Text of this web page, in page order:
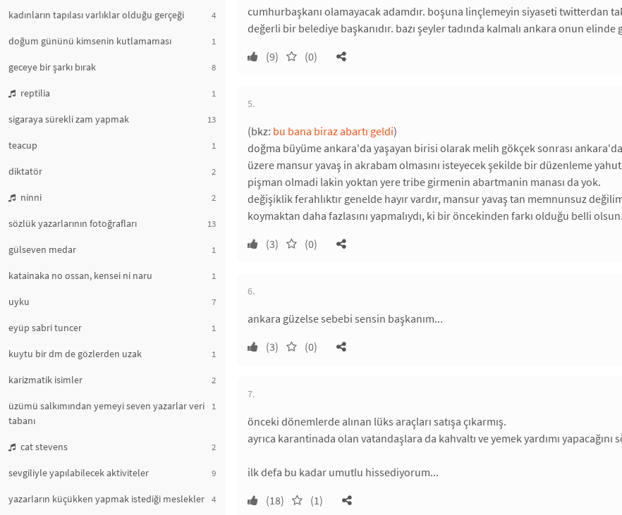
kadınların tapılası varlıklar olduğu gerçeği 4
doğum gününü kimsenin kutlamaması 1
geceye bir şarkı bırak 8
reptilia 1
sigaraya sürekli zam yapmak 13
teacup 1
diktatör 2
ninni 2
sözlük yazarlarının fotoğrafları 13
gülseven medar 1
katainaka no ossan, kensei ni naru 1
uyku 7
eyüp sabri tuncer 1
kuytu bir dm de gözlerden uzak 1
karizmatik isimler 2
üzümü salkımından yemeyi seven yazarlar veri
tabanı
1
cat stevens 2
sevgiliyle yapılabilecek aktiviteler 9
yazarların küçükken yapmak istediği meslekler 4
cumhurbaşkanı olamayacak adamdır. boşuna linçlemeyin siyaseti twitterdan
değerli bir belediye başkanıdır. bazı şeyler tadında kalmalı ankara onun
(9)
(0)
5.
(bkz: bu bana biraz abartı geldi)
doğma büyüme ankara'da yaşayan birisi olarak melih gökçek sonrası
üzere mansur yavaş in akrabam olmasını isteyecek şekilde bir düzenleme
pişman olmadi lakin yoktan yere tribe girmenin abartmanin manası da yok.
değişiklik ferahlıktır genelde hayır vardır, mansur yavaş tan memnunsuz
koymaktan daha fazlasını yapmalıydı, ki bir öncekinden farkı olduğu belli olsun.
(3)
(0)
6.
ankara güzelse sebebi sensin başkanım...
(3)
(0)
7.
önceki dönemlerde alınan lüks araçları satışa çıkarmış.
ayrıca karantinada olan vatandaşlara da kahvaltı ve yemek yardımı yapacağını
ilk defa bu kadar umutlu hissediyorum...
(18)
(1)